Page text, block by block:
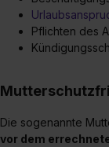
Pflichten des
Die sogenannte
vor dem